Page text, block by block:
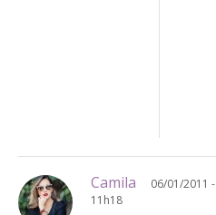
Camila
06/01/2011 -
11h18